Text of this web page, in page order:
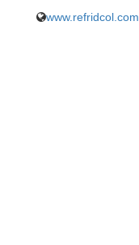
www.refridcol.com